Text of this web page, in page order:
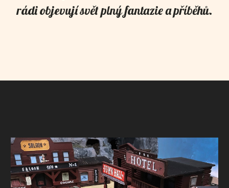
rádi objevují svět plný fantazie a příběhů.